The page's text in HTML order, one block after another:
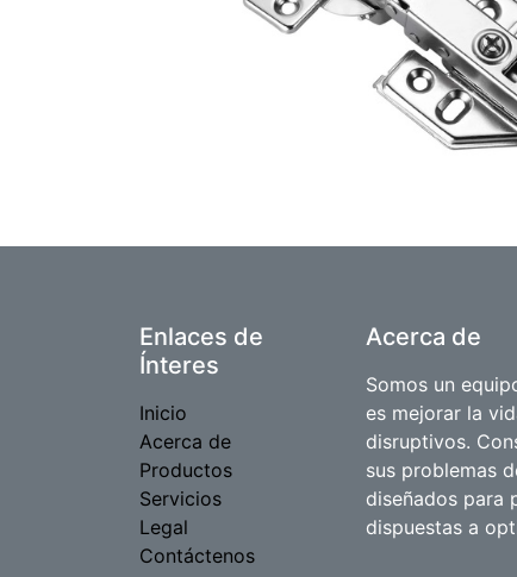
Enlaces de
Ínteres
Inicio
Acerca de
Productos
Servicios
Legal
Contáctenos
Acerca de
Somos un
es mejorar la
disruptivos.
sus problemas
diseñados para
dispuestas a